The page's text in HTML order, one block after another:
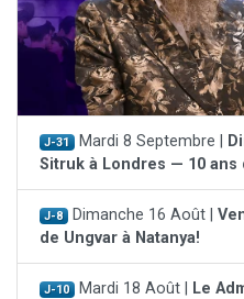
J-31 Mardi 8 Septembre |
Sitruk à Londres — 10 ans
J-8 Dimanche 16 Août |
de Ungvar à Natanya!
J-10 Mardi 18 Août |
Le